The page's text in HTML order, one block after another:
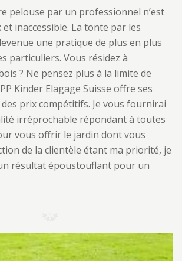
pelouse par un professionnel n’est
inaccessible. La tonte par les
une pratique de plus en plus
particuliers. Vous résidez à
? Ne pensez plus à la limite de
Kinder Elagage Suisse offre ses
prix compétitifs. Je vous fournirai
irréprochable répondant à toutes
vous offrir le jardin dont vous
de la clientèle étant ma priorité, je
résultat époustouflant pour un